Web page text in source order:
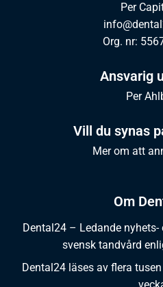
Om
Dental24 – Ledande
svensk tandvård
Dental24 läses av flera
Per
Org. nr:
Ansvarig
Per
Vill du synas
Mer om att